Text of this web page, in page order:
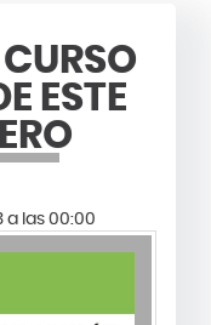
ESTE
a las 00:00